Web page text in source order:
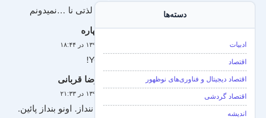
وای چه لذتی نا …نمیدونم
بهاره
Yo-hooo!
رضا قربانی
خودشو ننداز. اونو بنداز پائین.
دسته‌ها
ادبیات
اقتصاد
اقتصاد دیجیتال و فناوری‌های نوظهور
اقتصاد گردشی
اندیشه